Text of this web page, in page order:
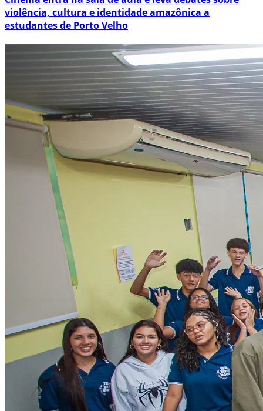
violência, cultura e identidade amazônica a
estudantes de Porto Velho